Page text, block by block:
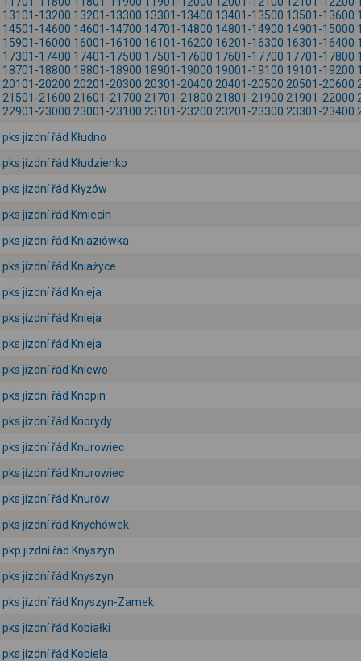
13101-13200 13201-13300 13301-13400 13401-13500 13501-13600
14501-14600 14601-14700 14701-14800 14801-14900 14901-15000
15901-16000 16001-16100 16101-16200 16201-16300 16301-16400
17301-17400 17401-17500 17501-17600 17601-17700 17701-17800
18701-18800 18801-18900 18901-19000 19001-19100 19101-19200
20101-20200 20201-20300 20301-20400 20401-20500 20501-20600
21501-21600 21601-21700 21701-21800 21801-21900 21901-22000
22901-23000 23001-23100 23101-23200 23201-23300 23301-23400
pks jízdní řád Kłudno
pks jízdní řád Kłudzienko
pks jízdní řád Kłyżów
pks jízdní řád Kmiecin
pks jízdní řád Kniaziówka
pks jízdní řád Kniażyce
pks jízdní řád Knieja
pks jízdní řád Knieja
pks jízdní řád Knieja
pks jízdní řád Kniewo
pks jízdní řád Knopin
pks jízdní řád Knorydy
pks jízdní řád Knurowiec
pks jízdní řád Knurowiec
pks jízdní řád Knurów
pks jízdní řád Knychówek
pkp jízdní řád Knyszyn
pks jízdní řád Knyszyn
pks jízdní řád Knyszyn-Zamek
pks jízdní řád Kobiałki
pks jízdní řád Kobiela